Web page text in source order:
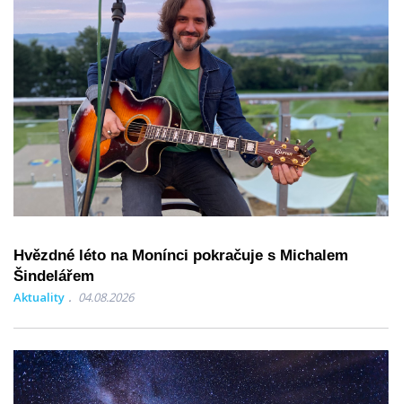
Hvězdné léto na Monínci pokračuje s Michalem
Šindelářem
Aktuality 04.08.2026